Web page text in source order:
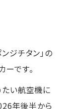
ジチタン」の
です。
たい航空機に
年後半から